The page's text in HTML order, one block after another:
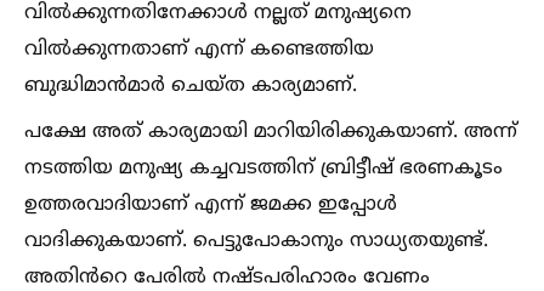
വില്‍ക്കുന്നതിനേക്കാള്‍ നല്ലത് മനുഷ്യനെ
വില്‍ക്കുന്നതാണ് എന്ന് കണ്ടെത്തിയ
ബുദ്ധിമാൻമാർ ചെയ്ത കാര്യമാണ്.
പക്ഷേ അത് കാര്യമായി മാറിയിരിക്കുകയാണ്. അന്ന്
നടത്തിയ മനുഷ്യ കച്ചവടത്തിന് ബ്രിട്ടീഷ് ഭരണകൂടം
ഉത്തരവാദിയാണ് എന്ന് ജമക്ക ഇപ്പോള്‍
വാദിക്കുകയാണ്. പെട്ടുപോകാനും സാധ്യതയുണ്ട്.
അതിൻറെ പേരില്‍ നഷ്ടപരിഹാരം വേണം